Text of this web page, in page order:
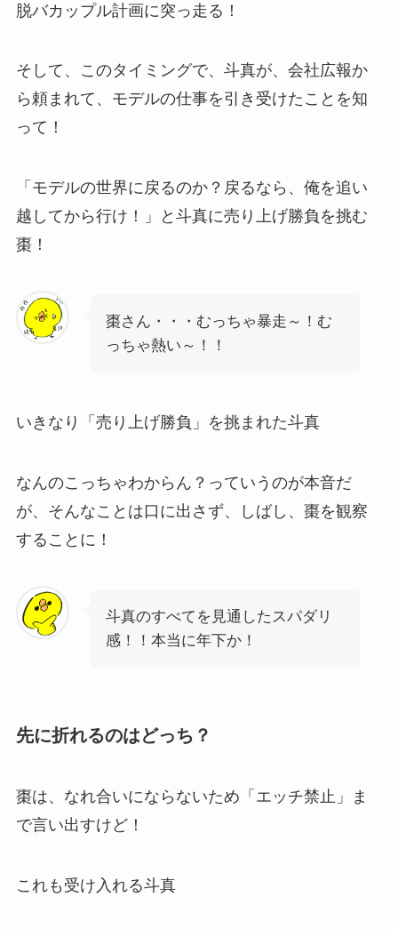
脱バカップル計画に突っ走る！
そして、このタイミングで、斗真が、会社広報か
ら頼まれて、モデルの仕事を引き受けたことを知
って！
「モデルの世界に戻るのか？戻るなら、俺を追い
越してから行け！」と斗真に売り上げ勝負を挑む
棗！
棗さん・・・むっちゃ暴走～！む
っちゃ熱い～！！
いきなり「売り上げ勝負」を挑まれた斗真
なんのこっちゃわからん？っていうのが本音だ
が、そんなことは口に出さず、しばし、棗を観察
することに！
斗真のすべてを見通したスパダリ
感！！本当に年下か！
先に折れるのはどっち？
棗は、なれ合いにならないため「エッチ禁止」ま
で言い出すけど！
これも受け入れる斗真